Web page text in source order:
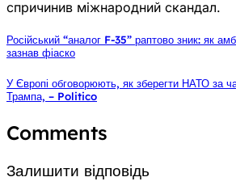
спричинив міжнародний скандал.
Російський “аналог F-35” раптово зник: як
зазнав фіаско
У Європі обговорюють, як зберегти НАТО за
Трампа, – Politico
Comments
Залишити відповідь